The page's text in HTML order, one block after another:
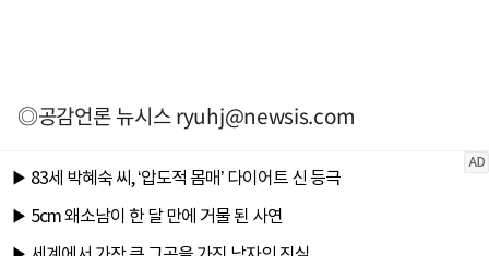
◎공감언론 뉴시스ryuhj@newsis.com